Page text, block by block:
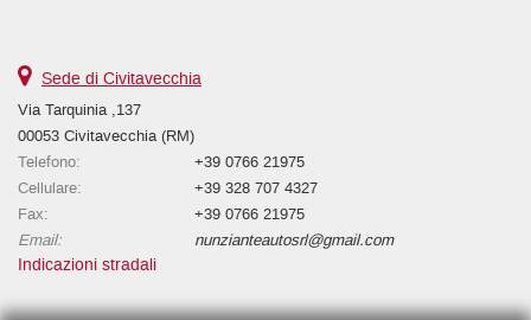
Sede di Civitavecchia
Via Tarquinia ,137
00053 Civitavecchia (RM)
Telefono:
+39 0766 21975
Cellulare:
+39 328 707 4327
Fax:
+39 0766 21975
Email:
nunzianteautosrl@gmail.com
Indicazioni stradali